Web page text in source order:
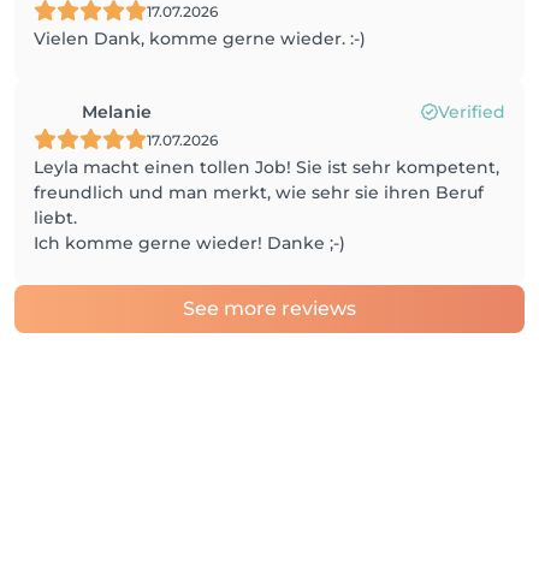
17.07.2026
Vielen Dank, komme gerne wieder. :-)
Melanie Verified
17.07.2026
Leyla macht einen tollen Job! Sie ist sehr kompetent,
freundlich und man merkt, wie sehr sie ihren Beruf
liebt.
Ich komme gerne wieder! Danke ;-)
See more reviews